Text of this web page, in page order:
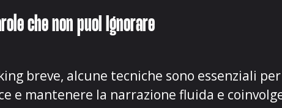
che non puoi ignorare
breve, alcune tecniche sono essenziali
e mantenere la narrazione fluida e